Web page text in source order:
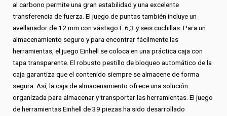
al carbono permite una gran estabilidad y una excelente
transferencia de fuerza. El juego de puntas también incluye un
avellanador de 12 mm con vástago E 6,3 y seis cuchillas. Para un
almacenamiento seguro y para encontrar fácilmente las
herramientas, el juego Einhell se coloca en una práctica caja con
tapa transparente. El robusto pestillo de bloqueo automático de la
caja garantiza que el contenido siempre se almacene de forma
segura. Así, la caja de almacenamiento ofrece una solución
organizada para almacenar y transportar las herramientas. El juego
de herramientas Einhell de 39 piezas ha sido desarrollado